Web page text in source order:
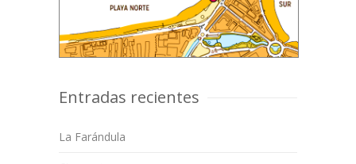
Entradas recientes
La Farándula